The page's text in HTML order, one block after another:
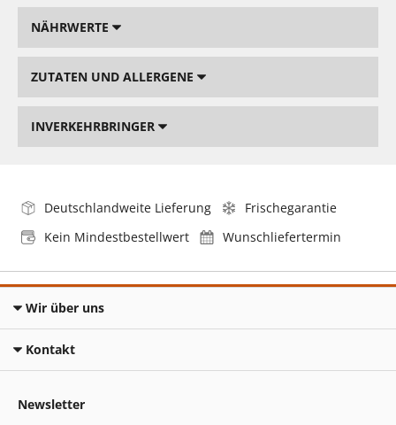
NÄHRWERTE
ZUTATEN UND ALLERGENE
INVERKEHRBRINGER
Deutschlandweite Lieferung
Frischegarantie
Kein Mindestbestellwert
Wunschliefertermin
Wir über uns
Kontakt
Newsletter